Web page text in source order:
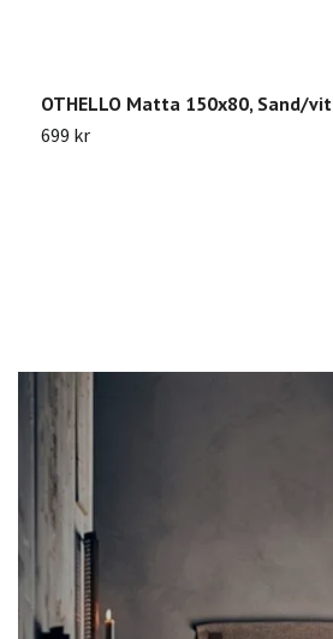
OTHELLO Matta 150x80, Sand/vit
699 kr